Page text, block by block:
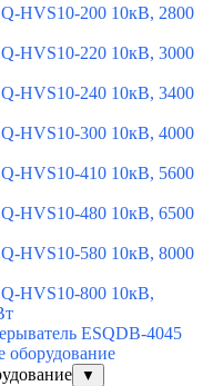
HVS10-200 10кВ, 2800
HVS10-220 10кВ, 3000
HVS10-240 10кВ, 3400
HVS10-300 10кВ, 4000
HVS10-410 10кВ, 5600
HVS10-480 10кВ, 6500
HVS10-580 10кВ, 8000
HVS10-800 10кВ,
ESQDB-4045
оборудование
▼